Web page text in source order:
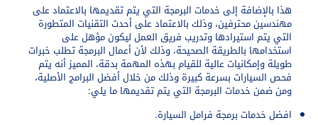
هذا بالإضافة إلى خدمات البرمجة التي يتم تقديمها بالاعتماد على
مهندسين محترفين، وذلك بالاعتماد على أحدث التقنيات المتطورة
التي يتم استيرادها وتدريب فريق العمل ليكون مؤهل على
استخدامها بالطريقة الصحيحة، وذلك لأن أعمال البرمجة تطلب خبرات
طويلة وإمكانيات عالية للقيام بهذه المهمة بدقة، المميز أنه يتم
فحص السيارات بسرعة كبيرة وذلك من خلال أفضل البرامج الأصلية،
ومن ضمن خدمات البرمجة التي يتم تقديمها ما يلي:
افضل خدمات برمجة فرامل السيارة.